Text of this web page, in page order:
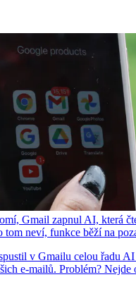
Gmail zapnul AI, která
neví, funkce běží na
v Gmailu celou řadu
e-mailů. Problém? Nejde